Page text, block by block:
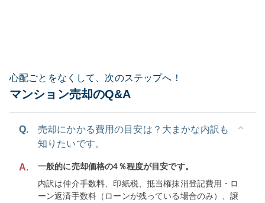
心配ごとをなくして、次のステップへ！
マンション売却のQ&A
Q.
売却にかかる費用の目安は？大まかな内訳も
知りたいです。
A.
一般的に売却価格の4％程度が目安です。
内訳は仲介手数料、印紙税、抵当権抹消登記費用・ロ
ーン返済手数料（ローンが残っている場合のみ）、譲